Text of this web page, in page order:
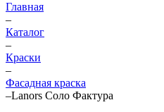
Главная
–
Каталог
–
Краски
–
Фасадная краска
–Lanors Соло Фактура